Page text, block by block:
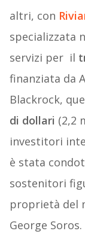
altri, con
specializzata
servizi per il
finanziata da
Blackrock,
di dollari (2,2
investitori
è stata
sostenitori
proprietà del
George